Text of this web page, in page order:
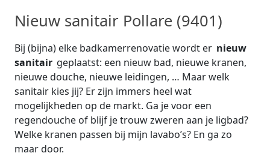
Nieuw sanitair Pollare (9401)
Bij (bijna) elke badkamerrenovatie wordt er nieuw
sanitair geplaatst: een nieuw bad, nieuwe kranen,
nieuwe douche, nieuwe leidingen, … Maar welk
sanitair kies jij? Er zijn immers heel wat
mogelijkheden op de markt. Ga je voor een
regendouche of blijf je trouw zweren aan je ligbad?
Welke kranen passen bij mijn lavabo’s? En ga zo
maar door.